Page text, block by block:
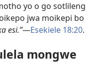
yo o go sotlileng
jwa moikepi bo
esi.”​—Esekiele 18:20.
mongwe